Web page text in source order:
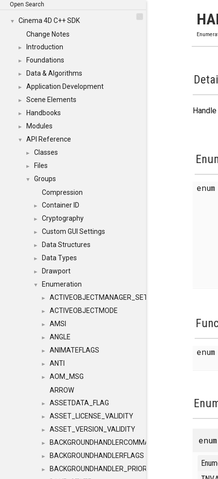
Open Search
▼
Cinema 4D C++ SDK
Change Notes
► Introduction
► Foundations
► Data & Algorithms
► Application Development
► Scene Elements
► Handbooks
► Modules
▼ API Reference
► Classes
► Files
▼
Groups
Compression
► Container ID
► Cryptography
► Custom GUI Settings
► Data Structures
► Data Types
► Drawport
▼ Enumeration
► ACTIVEOBJECTMANAGER_SETOBJECTS
► ACTIVEOBJECTMODE
► AMSI
► ANGLE
► ANIMATEFLAGS
► ANTI
►
AOM_MSG
ARROW
► ASSETDATA_FLAG
► ASSET_LICENSE_VALIDITY
► ASSET_VERSION_VALIDITY
► BACKGROUNDHANDLERCOMMAND
► BACKGROUNDHANDLERFLAGS
► BACKGROUNDHANDLER_PRIORITY